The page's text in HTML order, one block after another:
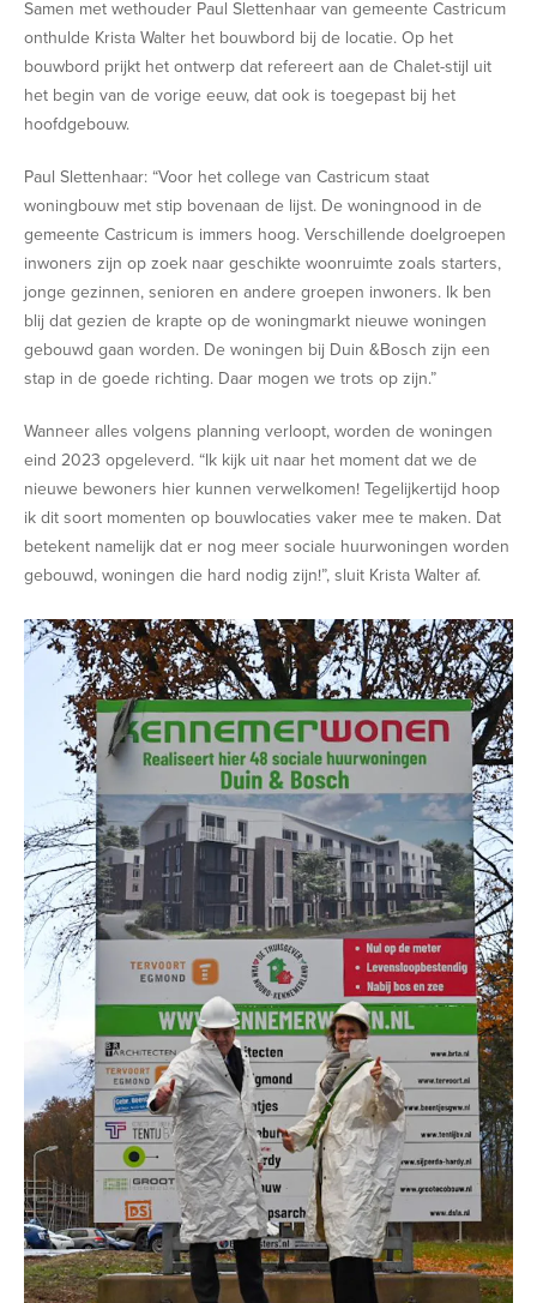
Samen met wethouder Paul Slettenhaar van gemeente Castricum
onthulde Krista Walter het bouwbord bij de locatie. Op het
bouwbord prijkt het ontwerp dat refereert aan de Chalet-stijl uit
het begin van de vorige eeuw, dat ook is toegepast bij het
hoofdgebouw.
Paul Slettenhaar: “Voor het college van Castricum staat
woningbouw met stip bovenaan de lijst. De woningnood in de
gemeente Castricum is immers hoog. Verschillende doelgroepen
inwoners zijn op zoek naar geschikte woonruimte zoals starters,
jonge gezinnen, senioren en andere groepen inwoners. Ik ben
blij dat gezien de krapte op de woningmarkt nieuwe woningen
gebouwd gaan worden. De woningen bij Duin &Bosch zijn een
stap in de goede richting. Daar mogen we trots op zijn.”
Wanneer alles volgens planning verloopt, worden de woningen
eind 2023 opgeleverd. “Ik kijk uit naar het moment dat we de
nieuwe bewoners hier kunnen verwelkomen! Tegelijkertijd hoop
ik dit soort momenten op bouwlocaties vaker mee te maken. Dat
betekent namelijk dat er nog meer sociale huurwoningen worden
gebouwd, woningen die hard nodig zijn!”, sluit Krista Walter af.